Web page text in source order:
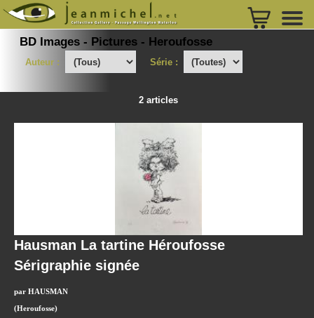
BD Images - Pictures - Heroufosse
Auteur : Série :
2 articles
Hausman La tartine Héroufosse
Sérigraphie signée
par HAUSMAN
(Heroufosse)